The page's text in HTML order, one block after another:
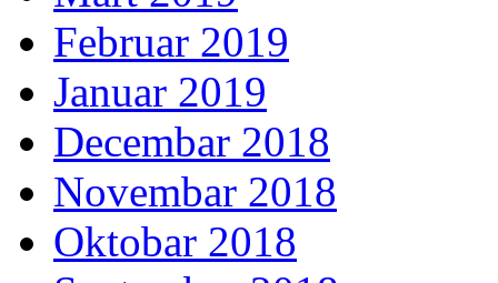
Februar 2019
Januar 2019
Decembar 2018
Novembar 2018
Oktobar 2018